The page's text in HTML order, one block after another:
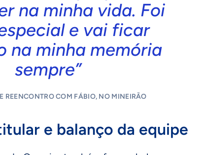
na minha vida. Foi
e vai ficar
na minha memória
sempre”
REENCONTRO COM FÁBIO, NO MINEIRÃO
e balanço da equipe